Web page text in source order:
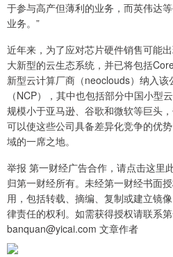
于参与高产但薄利的业务，而英伟达
业务。”
近年来，为了应对芯片硬件销售可能
大新型的云生态系统，并已将包括
新型云计算厂商（neoclouds）纳入
（NCP），其中也包括部分中国小型
规模小于亚马逊、谷歌和微软等巨头
可以使这些公司具备差异化竞争的优
域的一席之地。
举报 第一财经广告合作，请点击这里
归第一财经所有。未经第一财经书面
用，包括转载、摘编、复制或建立镜
律责任的权利。如需获得授权请联系
banquan@yicai.com 文章作者